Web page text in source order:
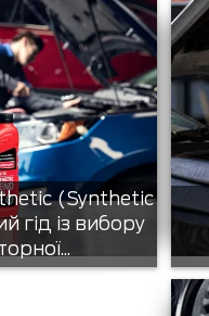
(Synthetic
гід із вибору